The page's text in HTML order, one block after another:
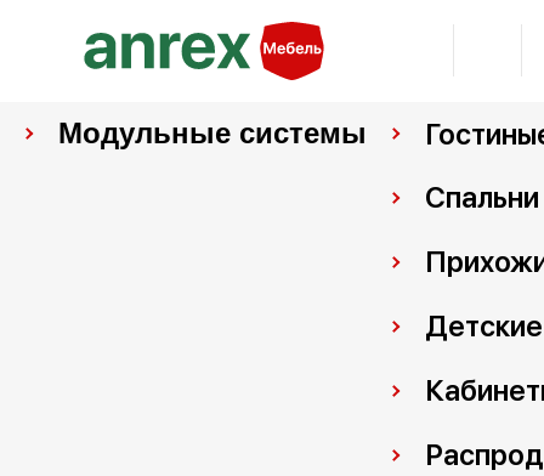
Модульные системы
Спальни
Детские